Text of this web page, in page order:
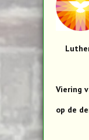
Viering
op de